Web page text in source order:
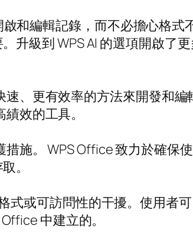
和編輯記錄，而不必擔心格式
升級到 WPS AI 的選項開啟了
、更有效率的方法來開發和編
效的工具。
施。 WPS Office 致力於確保
。
式或可訪問性的干擾。使用者
中建立的。